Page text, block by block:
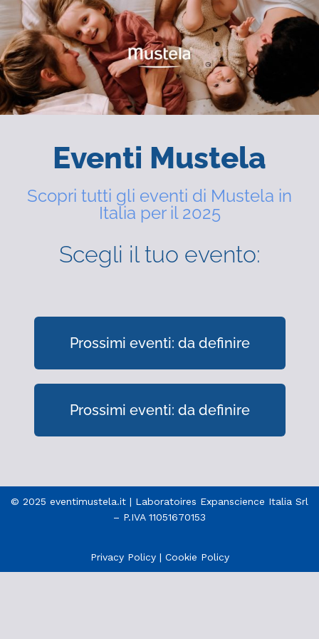
Eventi Mustela
Scopri tutti gli eventi di Mustela in
Italia per il 2025
Scegli il tuo evento:
Prossimi eventi: da definire
Prossimi eventi: da definire
© 2025 eventimustela.it | Laboratoires Expanscience Italia Srl
– P.IVA 11051670153
Privacy Policy| Cookie Policy